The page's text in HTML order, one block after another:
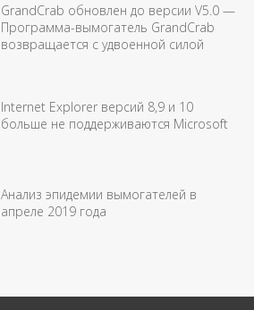
GrandCrab обновлен до версии V5.0 —
Программа-вымогатель GrandCrab
возвращается с удвоенной силой
Internet Explorer версий 8,9 и 10
больше не поддерживаются Microsoft
Анализ эпидемии вымогателей в
апреле 2019 года